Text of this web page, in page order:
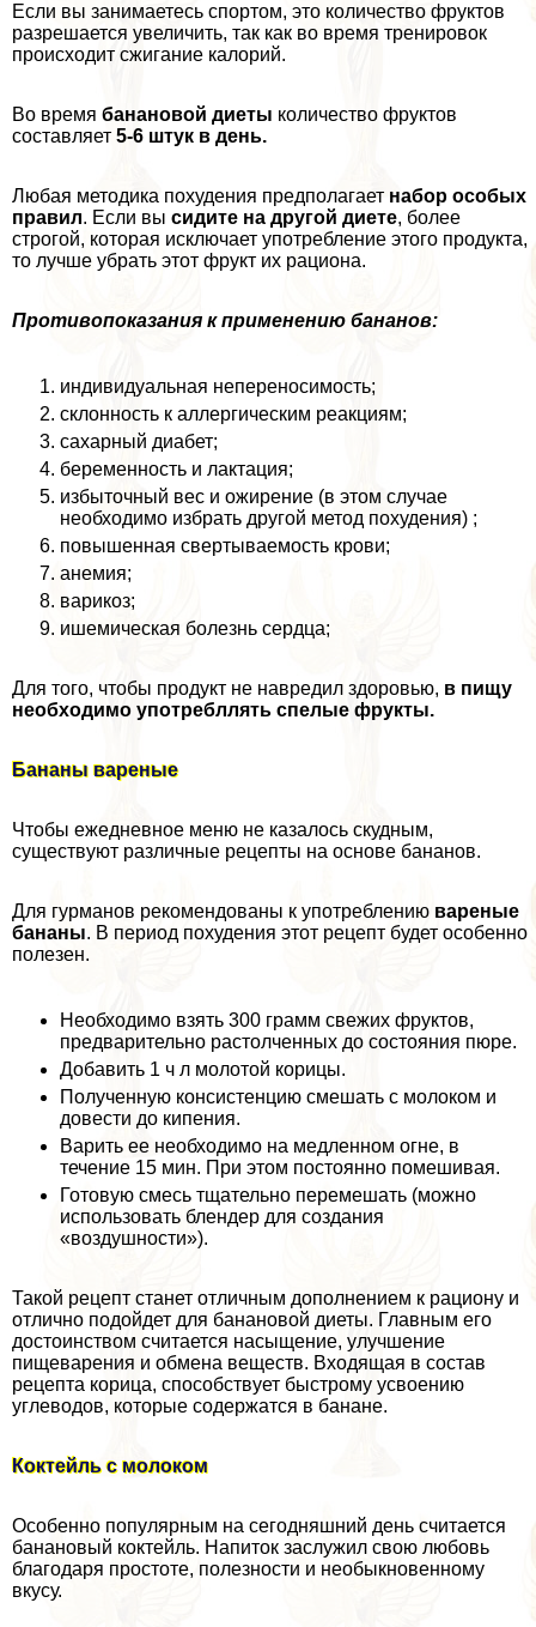
Если вы занимаетесь спортом, это количество фруктов
разрешается увеличить, так как во время тренировок
происходит сжигание калорий.
Во время банановой диеты количество фруктов
составляет 5-6 штук в день.
Любая методика похудения предполагает набор особых
правил. Если вы сидите на другой диете, более
строгой, которая исключает употрeбление этого продукта,
то лучше убрать этот фрукт их рациона.
Противопоказания к применению бананов:
индивидуальная непереносимость;
склонность к аллергическим реакциям;
сахарный диабет;
беременность и лактация;
избыточный вес и ожирение (в этом случае
необходимо избрать другой метод похудения) ;
повышенная свертываемость крови;
анемия;
варикоз;
ишемическая болезнь сердца;
Для того, чтобы продукт не навредил здоровью, в пищу
необходимо употрeбллять спелые фрукты.
Бананы вареные
Чтобы ежедневное меню не казалось скудным,
существуют различные рецепты на основе бананов.
Для гурманов рекомендованы к употрeблению вареные
бананы. В период похудения этот рецепт будет особенно
полезен.
Необходимо взять 300 грамм свежих фруктов,
предварительно растолченных до состояния пюре.
Добавить 1 ч л молотой корицы.
Полученную консистенцию смешать с молоком и
довести до кипения.
Варить ее необходимо на медленном огне, в
течение 15 мин. При этом постоянно помешивая.
Готовую смесь тщательно перемешать (можно
использовать блендер для создания
«воздушности»).
Такой рецепт станет отличным дополнением к рациону и
отлично подойдет для банановой диеты. Главным его
достоинством считается насыщение, улучшение
пищеварения и обмена веществ. Входящая в состав
рецепта корица, способствует быстрому усвоению
углеводов, которые содержатся в банане.
Коктейль с молоком
Особенно популярным на сегодняшний день считается
банановый коктейль. Напиток заслужил свою любовь
благодаря простоте, полезности и необыкновенному
вкусу.